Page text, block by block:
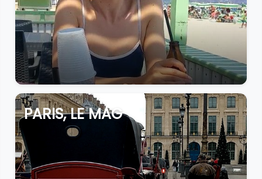
PARIS, LE MAG